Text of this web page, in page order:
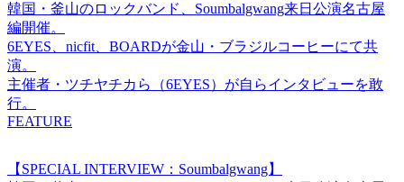
韓国・釜山のロックバンド、Soumbalgwang来日公演名古屋
編開催。
6EYES、nicfit、BOARDが金山・ブラジルコーヒーにて共
演。
主催者・ツチヤチカら（6EYES）が自らインタビューを敢
行。
FEATURE
【SPECIAL INTERVIEW：Soumbalgwang】